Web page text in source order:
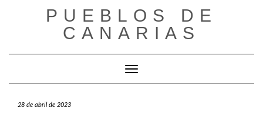
PUEBLOS DE
CANARIAS
Cambiar modo de navegación
28 de abril de 2023